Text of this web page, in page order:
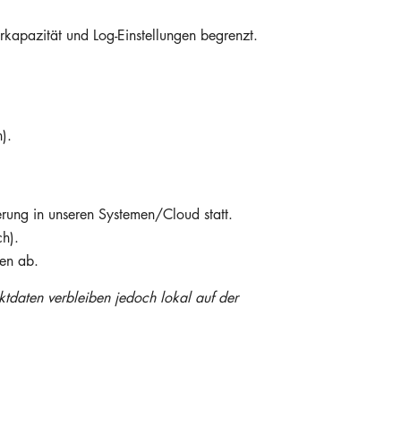
und Log-Einstellungen begrenzt.
in unseren Systemen/Cloud statt.
ab.
verbleiben jedoch lokal auf der